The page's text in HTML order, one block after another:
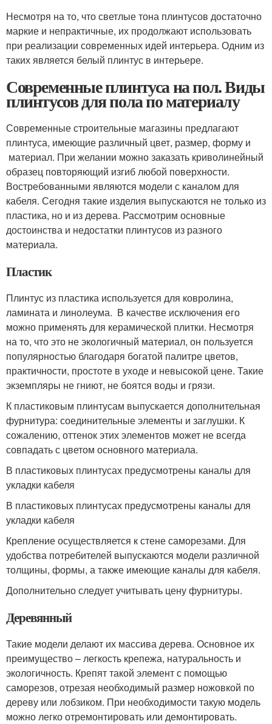
Несмотря на то, что светлые тона плинтусов достаточно
маркие и непрактичные, их продолжают использовать
при реализации современных идей интерьера. Одним из
таких является белый плинтус в интерьере.
Современные плинтуса на пол. Виды
плинтусов для пола по материалу
Современные строительные магазины предлагают
плинтуса, имеющие различный цвет, размер, форму и
материал. При желании можно заказать криволинейный
образец повторяющий изгиб любой поверхности.
Востребованными являются модели с каналом для
кабеля. Сегодня такие изделия выпускаются не только из
пластика, но и из дерева. Рассмотрим основные
достоинства и недостатки плинтусов из разного
материала.
Пластик
Плинтус из пластика используется для ковролина,
ламината и линолеума. В качестве исключения его
можно применять для керамической плитки. Несмотря
на то, что это не экологичный материал, он пользуется
популярностью благодаря богатой палитре цветов,
практичности, простоте в уходе и невысокой цене. Такие
экземпляры не гниют, не боятся воды и грязи.
К пластиковым плинтусам выпускается дополнительная
фурнитура: соединительные элементы и заглушки. К
сожалению, оттенок этих элементов может не всегда
совпадать с цветом основного материала.
В пластиковых плинтусах предусмотрены каналы для
укладки кабеля
В пластиковых плинтусах предусмотрены каналы для
укладки кабеля
Крепление осуществляется к стене саморезами. Для
удобства потребителей выпускаются модели различной
толщины, формы, а также имеющие каналы для кабеля.
Дополнительно следует учитывать цену фурнитуры.
Деревянный
Такие модели делают их массива дерева. Основное их
преимущество – легкость крепежа, натуральность и
экологичность. Крепят такой элемент с помощью
саморезов, отрезая необходимый размер ножовкой по
дереву или лобзиком. При необходимости такую модель
можно легко отремонтировать или демонтировать.